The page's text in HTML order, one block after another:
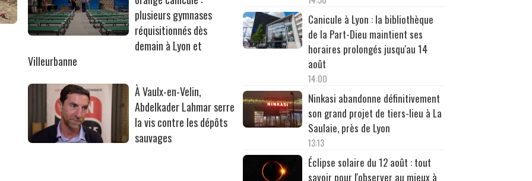
plusieurs gymnases
réquisitionnés dès
demain à Lyon et
Villeurbanne
À Vaulx-en-Velin,
Abdelkader Lahmar serre
la vis contre les dépôts
sauvages
Canicule à Lyon : la bibliothèque
de la Part-Dieu maintient ses
horaires prolongés jusqu'au 14
août
14:00
Ninkasi abandonne définitivement
son grand projet de tiers-lieu à La
Saulaie, près de Lyon
13:13
Éclipse solaire du 12 août : tout
savoir pour l'observer au mieux à